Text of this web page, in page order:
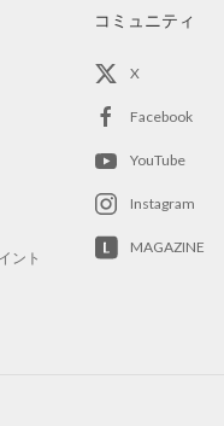
ント
コミュニティ
X
Facebook
YouTube
Instagram
MAGAZINE